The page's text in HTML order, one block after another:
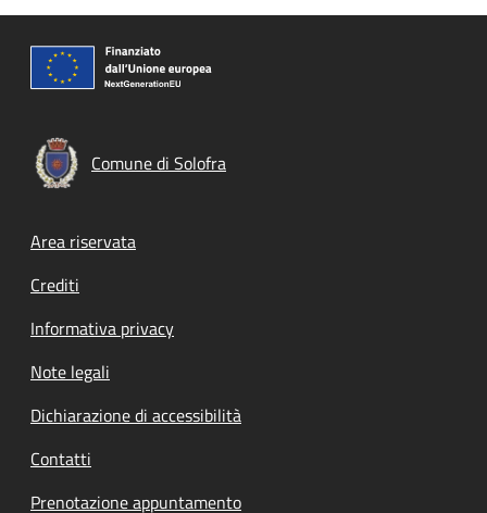
Comune di Solofra
Footer menu
Area riservata
Crediti
Informativa privacy
Note legali
Dichiarazione di accessibilità
Contatti
Prenotazione appuntamento